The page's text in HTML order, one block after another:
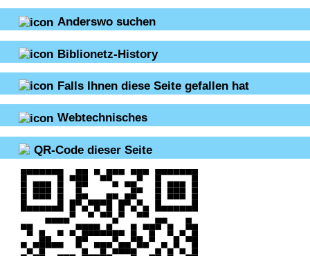
Anderswo suchen
Biblionetz-History
Falls Ihnen diese Seite gefallen hat
Webtechnisches
QR-Code dieser Seite